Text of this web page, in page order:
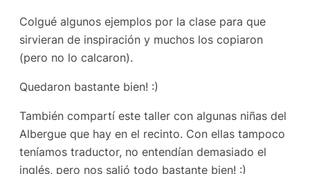
Colgué algunos ejemplos por la clase para que
sirvieran de inspiración y muchos los copiaron
(pero no lo calcaron).
Quedaron bastante bien! :)
También compartí este taller con algunas niñas del
Albergue que hay en el recinto. Con ellas tampoco
teníamos traductor, no entendían demasiado el
inglés, pero nos salió todo bastante bien! :)